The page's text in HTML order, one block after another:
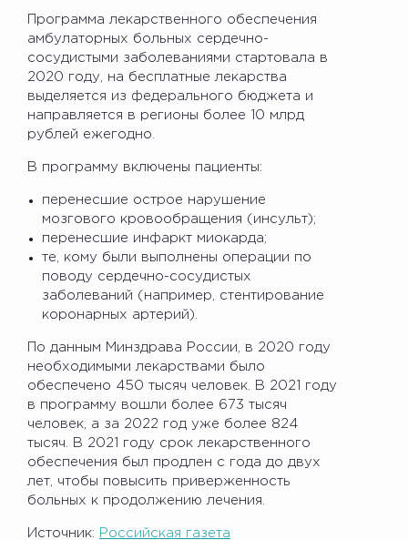
Программа лекарственного обеспечения
амбулаторных больных сердечно-
сосудистыми заболеваниями стартовала в
2020 году, на бесплатные лекарства
выделяется из федерального бюджета и
направляется в регионы более 10 млрд
рублей ежегодно.
В программу включены пациенты:
перенесшие острое нарушение
мозгового кровообращения (инсульт);
перенесшие инфаркт миокарда;
те, кому были выполнены операции по
поводу сердечно-сосудистых
заболеваний (например, стентирование
коронарных артерий).
По данным Минздрава России, в 2020 году
необходимыми лекарствами было
обеспечено 450 тысяч человек. В 2021 году
в программу вошли более 673 тысяч
человек, а за 2022 год уже более 824
тысяч. В 2021 году срок лекарственного
обеспечения был продлен с года до двух
лет, чтобы повысить приверженность
больных к продолжению лечения.
Источник: Российская газета